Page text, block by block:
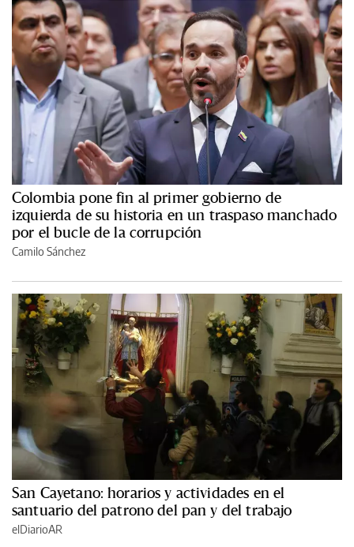
Colombia pone fin al primer gobierno de
izquierda de su historia en un traspaso manchado
por el bucle de la corrupción
Camilo Sánchez
San Cayetano: horarios y actividades en el
santuario del patrono del pan y del trabajo
elDiarioAR